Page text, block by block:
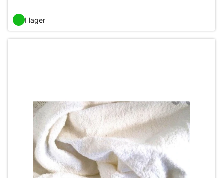
I lager